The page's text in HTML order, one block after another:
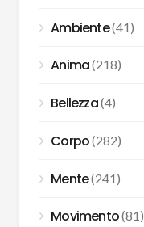
Ambiente(41)
Anima(218)
Bellezza(4)
Corpo(282)
Mente(241)
Movimento(81)